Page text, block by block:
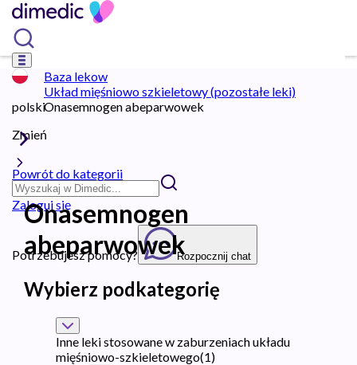
polski
Zmień
Zaloguj się
Potrzebujesz pomocy? Rozpocznij chat
Baza lekow
Układ mięśniowo szkieletowy (pozostałe leki)
Onasemnogen abeparwowek
Powrót do kategorii
Onasemnogen
abeparwowek
Wybierz podkategorię
Inne leki stosowane w zaburzeniach układu
mięśniowo-szkieletowego(1)